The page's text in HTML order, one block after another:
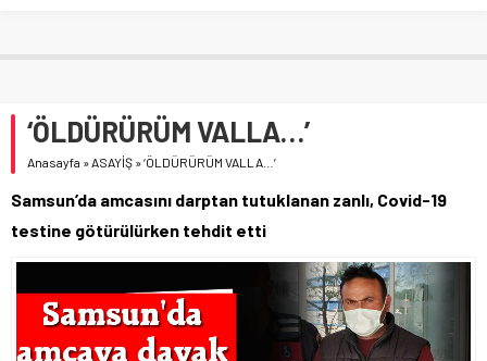
‘ÖLDÜRÜRÜM VALLA…’
Anasayfa »ASAYİŞ »‘ÖLDÜRÜRÜM VALLA…’
Samsun’da amcasını darptan tutuklanan zanlı, Covid-19
testine götürülürken tehdit etti